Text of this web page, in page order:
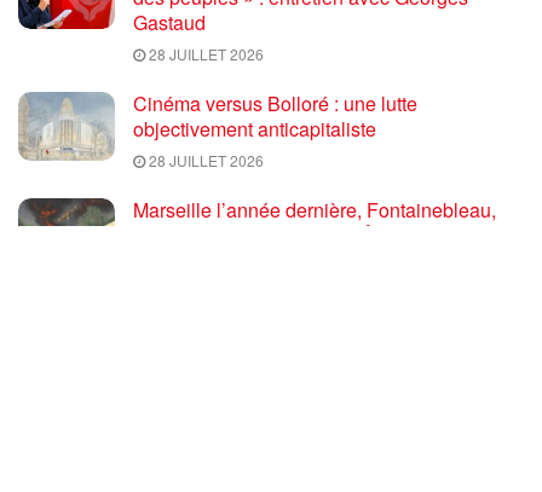
Gastaud
28 JUILLET 2026
Cinéma versus Bolloré : une lutte
objectivement anticapitaliste
28 JUILLET 2026
Marseille l’année dernière, Fontainebleau,
Arcachon, la Drôme et les Écrins cette année